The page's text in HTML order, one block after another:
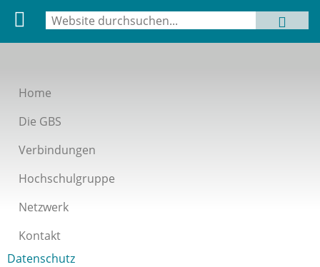
MENU
Home
Die GBS
Verbindungen
Hochschulgruppe
Netzwerk
Kontakt
Datenschutz
Suchformular
Suche